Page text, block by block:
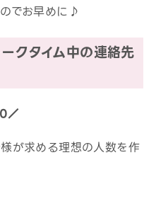
でお早めに♪
クタイム中の連絡先
／
が求める理想の人数を作